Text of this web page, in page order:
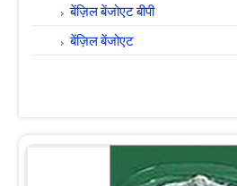
बेंज़िल बेंजोएट बीपी
बेंज़िल बेंजोएट